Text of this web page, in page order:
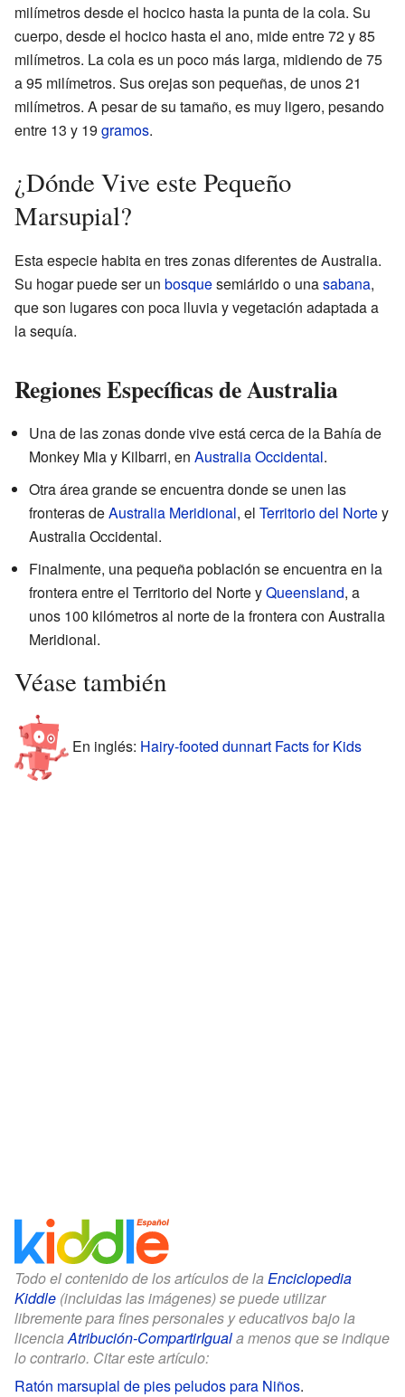
milímetros desde el hocico hasta la punta de la cola. Su
cuerpo, desde el hocico hasta el ano, mide entre 72 y 85
milímetros. La cola es un poco más larga, midiendo de 75
a 95 milímetros. Sus orejas son pequeñas, de unos 21
milímetros. A pesar de su tamaño, es muy ligero, pesando
entre 13 y 19 gramos.
¿Dónde Vive este Pequeño
Marsupial?
Esta especie habita en tres zonas diferentes de Australia.
Su hogar puede ser un bosquesemiárido o unasabana,
que son lugares con poca lluvia y vegetación adaptada a
la sequía.
Regiones Específicas de Australia
Una de las zonas donde vive está cerca de la Bahía de
Monkey Mia y Kilbarri, en Australia Occidental.
Otra área grande se encuentra donde se unen las
fronteras deAustralia Meridional, el Territorio del Nortey
Australia Occidental.
Finalmente, una pequeña población se encuentra en la
frontera entre el Territorio del Norte yQueensland, a
unos 100 kilómetros al norte de la frontera con Australia
Meridional.
Véase también
En inglés: Hairy-footed dunnart Facts for Kids
Todo el contenido de los artículos de la Enciclopedia
Kiddle (incluidas las imágenes) se puede utilizar
libremente para fines personales y educativos bajo la
licenciaAtribución-CompartirIguala menos que se indique
lo contrario. Citar este artículo:
Ratón marsupial de pies peludos para Niños.